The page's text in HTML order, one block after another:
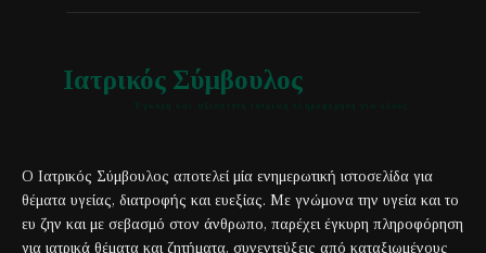
Ιατρικός Σύμβουλος
Ο Ιατρικός Σύμβουλος αποτελεί μία ενημερωτική ιστοσελίδα για
θέματα υγείας, διατροφής και ευεξίας. Με γνώμονα την υγεία και το
ευ ζην και με σεβασμό στον άνθρωπο, παρέχει έγκυρη πληροφόρηση
για ιατρικά θέματα και ζητήματα, συνεντεύξεις από καταξιωμένους